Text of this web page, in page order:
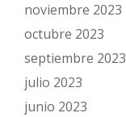
noviembre 2023
octubre 2023
septiembre 2023
julio 2023
junio 2023